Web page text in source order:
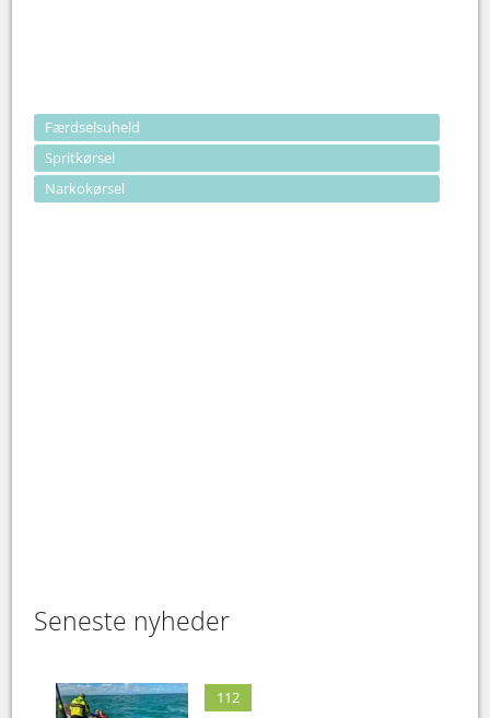
Færdselsuheld
Spritkørsel
Narkokørsel
Seneste nyheder
112